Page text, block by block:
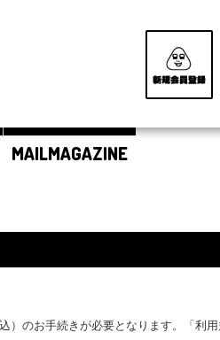
MAILMAGAZINE
）のお手続きが必要となります。「利